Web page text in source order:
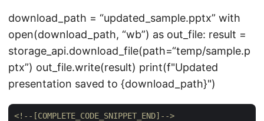
download_path = “updated_sample.pptx” with
open(download_path, “wb”) as out_file: result =
storage_api.download_file(path=“temp/sample.p
ptx”) out_file.write(result) print(f"Updated
presentation saved to {download_path}")
<!--[COMPLETE_CODE_SNIPPET_END]-->